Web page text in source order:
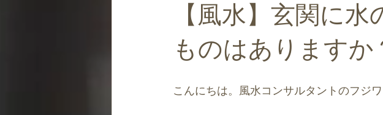
キャリアを支援する風水 愛情運を高める風水 風水体
バグアマップ 健康風水 ビジネス 創造性を高
【風水】玄関に
ものはありますか
こんにちは。風水コンサルタントのフジワ